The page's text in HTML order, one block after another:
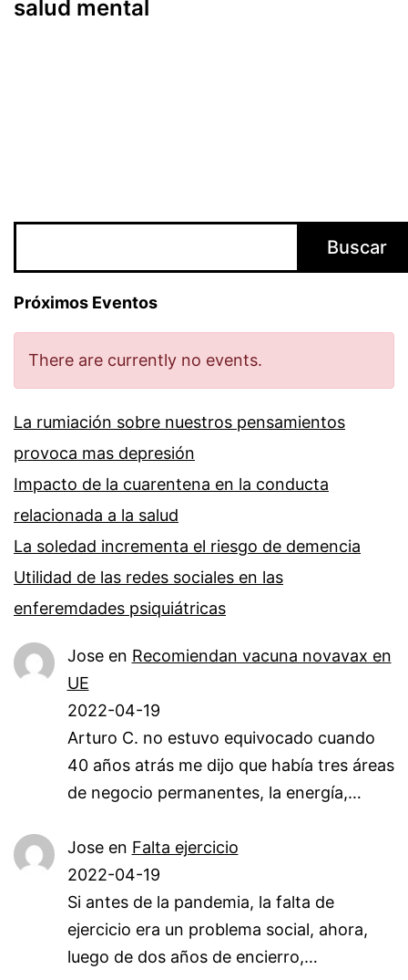
salud mental
Buscar
Próximos Eventos
There are currently no events.
La rumiación sobre nuestros pensamientos
provoca mas depresión
Impacto de la cuarentena en la conducta
relacionada a la salud
La soledad incrementa el riesgo de demencia
Utilidad de las redes sociales en las
enferemdades psiquiátricas
Joseen Recomiendan vacuna novavax en
UE
2022-04-19
Arturo C. no estuvo equivocado cuando
40 años atrás me dijo que había tres áreas
de negocio permanentes, la energía,…
Joseen Falta ejercicio
2022-04-19
Si antes de la pandemia, la falta de
ejercicio era un problema social, ahora,
luego de dos años de encierro,…